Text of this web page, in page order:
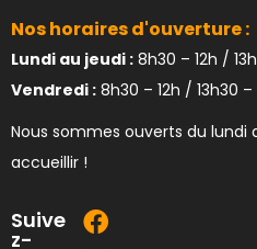
Nos horaires d'ouverture :
Lundi au jeudi : 8h30 – 12h /
Vendredi : 8h30 – 12h / 13h30 –
Nous sommes ouverts du lundi
accueillir !
Suive
z-